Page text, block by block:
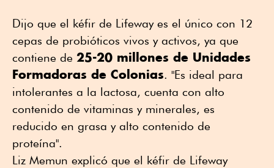
Dijo que el kéfir de Lifeway es el único con 12
cepas de probióticos vivos y activos, ya que
contiene de 25-20 millones de Unidades
Formadoras de Colonias. "Es ideal para
intolerantes a la lactosa, cuenta con alto
contenido de vitaminas y minerales, es
reducido en grasa y alto contenido de
proteína".
Liz Memun explicó que el kéfir de Lifeway